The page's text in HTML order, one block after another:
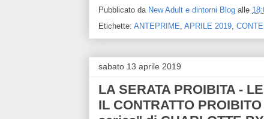
Pubblicato da New Adult e dintorni Blog alle
Etichette: ANTEPRIME APRILE 2019
sabato 13 aprile 2019
LA SERATA PROIBITA -
IL CONTRATTO